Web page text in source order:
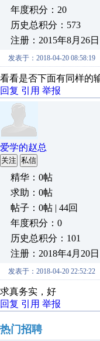
年度积分：20
历史总积分：573
注册：2015年8月26日
发表于：2018-04-20 08:58:19
看看是否下面有同样的
回复 引用 举报
爱学的赵总
关注 私信
精华：0帖
求助：0帖
帖子：0帖 | 44回
年度积分：0
历史总积分：101
注册：2018年4月20日
发表于：2018-04-20 22:52:22
求真务实，好
回复 引用 举报
热门招聘